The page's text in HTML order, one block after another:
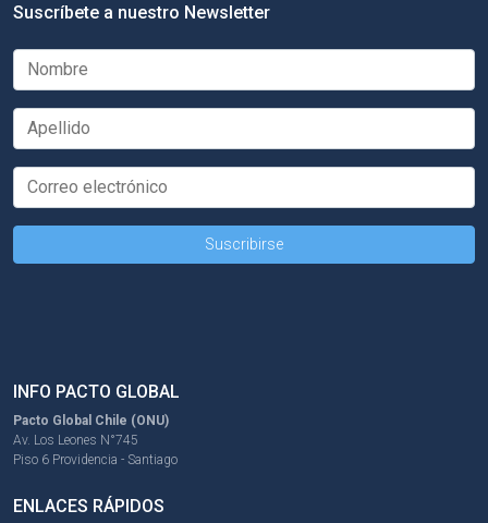
Suscríbete a nuestro Newsletter
INFO PACTO GLOBAL
Pacto Global Chile (ONU)
Av. Los Leones N°745
Piso 6 Providencia - Santiago
ENLACES RÁPIDOS